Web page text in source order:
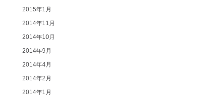
2015年1月
2014年11月
2014年10月
2014年9月
2014年4月
2014年2月
2014年1月